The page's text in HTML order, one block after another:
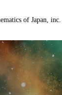
of Japan, inc.